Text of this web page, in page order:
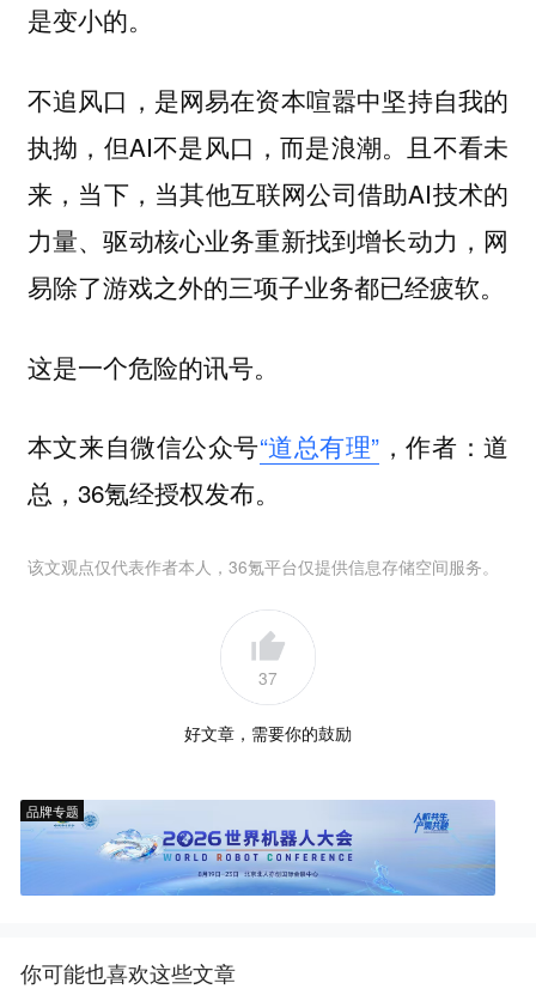
是变小的。
不追风口，是网易在资本喧嚣中坚持自我的
执拗，但AI不是风口，而是浪潮。且不看未
来，当下，当其他互联网公司借助AI技术的
力量、驱动核心业务重新找到增长动力，网
易除了游戏之外的三项子业务都已经疲软。
这是一个危险的讯号。
本文来自微信公众号“道总有理” ，作者：道
总，36氪经授权发布。
该文观点仅代表作者本人，36氪平台仅提供信息存储空间服务。
37
好文章，需要你的鼓励
品牌专题
你可能也喜欢这些文章